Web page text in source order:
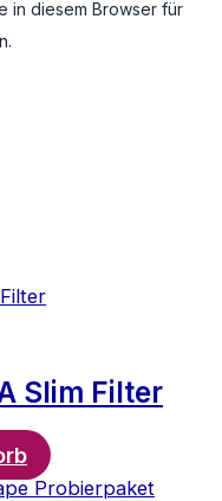
in diesem Browser für
Slim Filter